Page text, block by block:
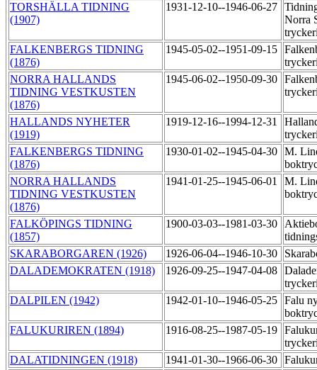
TORSHÄLLA TIDNING
(1907)
1931-12-10--1946-06-27
Norra
FALKENBERGS TIDNING
(1876)
1945-05-02--1951-09-15
NORRA HALLANDS
TIDNING VESTKUSTEN
(1876)
1945-06-02--1950-09-30
HALLANDS NYHETER
(1919)
1919-12-16--1994-12-31
FALKENBERGS TIDNING
(1876)
1930-01-02--1945-04-30 M.
NORRA HALLANDS
TIDNING VESTKUSTEN
(1876)
1941-01-25--1945-06-01
M.
FALKÖPINGS TIDNING
(1857)
1900-03-03--1981-03-30
SKARABORGAREN (1926)
1926-06-04--1946-10-30
DALADEMOKRATEN (1918)
1926-09-25--1947-04-08
DALPILEN (1942)
1942-01-10--1946-05-25 Falu
FALUKURIREN (1894)
1916-08-25--1987-05-19
DALATIDNINGEN (1918)
1941-01-30--1966-06-30